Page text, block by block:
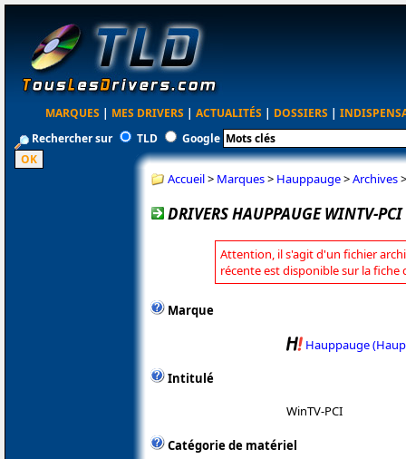
MARQUES | MES DRIVERS | ACTUALITÉS | DOSSIERS |
Rechercher sur
TLD Google
Accueil> Marques> Hauppauge>Archives
DRIVERS HAUPPAUGE WINTV-
Attention, il s'agit d'un fichier
récente est disponible sur la fiche
Marque
Hauppauge
Intitulé
WinTV-PCI
Catégorie de matériel